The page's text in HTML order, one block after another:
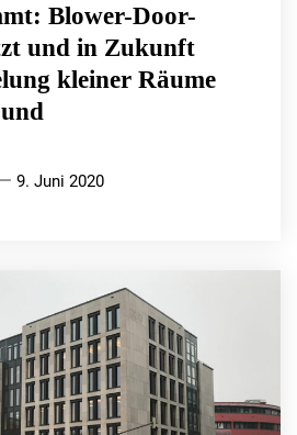
Blower-Door-
und in Zukunft
kleiner Räume
9. Juni 2020